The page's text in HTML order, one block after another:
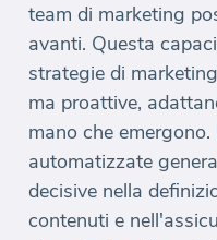
team di marketing
avanti. Questa
strategie di
ma proattive,
mano che
automatizzate
decisive nella
contenuti e